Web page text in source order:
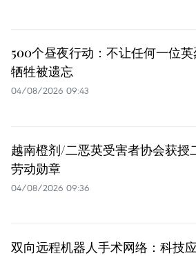
500个昼夜行动：不让任何一位英
牺牲被遗忘
04/08/2026 09:43
越南橙剂/二恶英受害者协会获授
劳动勋章
04/08/2026 09:36
双向远程机器人手术网络：科技